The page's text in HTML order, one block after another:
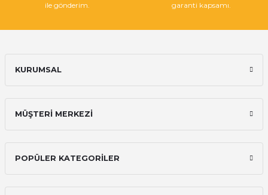
ile gönderim.
garanti kapsamı.
KURUMSAL
MÜŞTERİ MERKEZİ
POPÜLER KATEGORİLER